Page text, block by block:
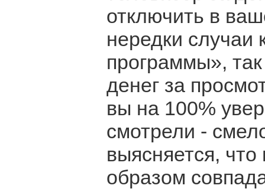
отключить в
нередки случаи
программы»,
денег за
вы на 100%
смотрели -
выясняется,
образом